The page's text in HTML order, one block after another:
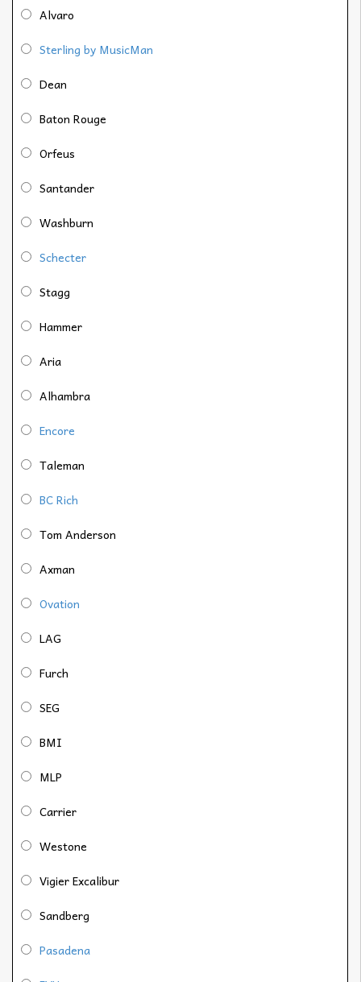
Alvaro
Sterling by MusicMan
Dean
Baton Rouge
Orfeus
Santander
Washburn
Schecter
Stagg
Hammer
Aria
Alhambra
Encore
Taleman
BC Rich
Tom Anderson
Axman
Ovation
LAG
Furch
SEG
BMI
MLP
Carrier
Westone
Vigier Excalibur
Sandberg
Pasadena